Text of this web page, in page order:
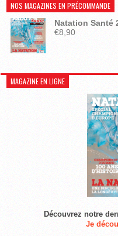
NOS MAGAZINES EN PRÉCOMMANDE
Natation Santé
€8,90
MAGAZINE EN LIGNE
Découvrez notre
Je